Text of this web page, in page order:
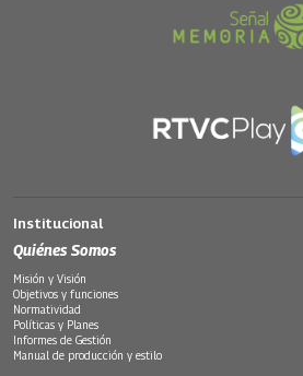
Institucional
Quiénes Somos
Misión y Visión
Objetivos y funciones
Normatividad
Políticas y Planes
Informes de Gestión
Manual de producción y estilo